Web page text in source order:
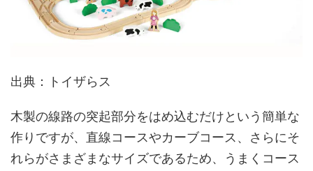
出典：トイザらス
木製の線路の突起部分をはめ込むだけという簡単な
作りですが、 直線コースやカーブコース、 さらにそ
れらがさまざまなサイズであるため、 うまく コース